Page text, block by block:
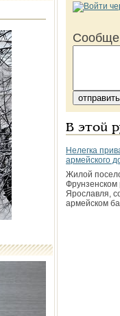
В этой
Нелегка
армейского
Жилой
Фрунзенском
Ярославля,
армейском